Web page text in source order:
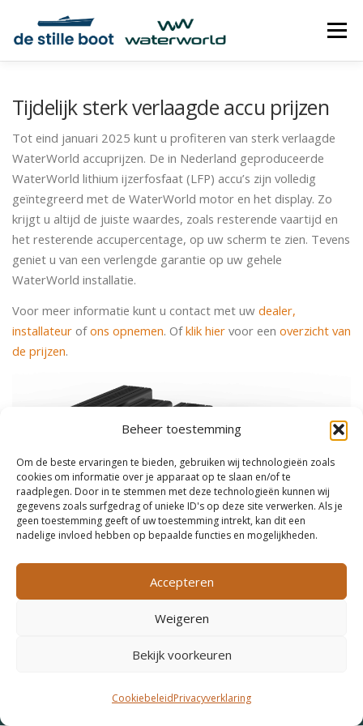
Beheer toestemming
Om de beste ervaringen te bieden, gebruiken wij technologieën zoals
cookies om informatie over je apparaat op te slaan en/of te
raadplegen. Door in te stemmen met deze technologieën kunnen wij
gegevens zoals surfgedrag of unieke ID's op deze site verwerken. Als je
geen toestemming geeft of uw toestemming intrekt, kan dit een
nadelige invloed hebben op bepaalde functies en mogelijkheden.
Accepteren
Weigeren
Bekijk voorkeuren
CookiebeleidPrivacyverklaring
naar
Menu
CONTACT VRIJBLIJVENDE PRIJSOPGAVE
HANDLEIDINGEN
Tijdelijk sterk verlaagde accu prijzen
Tot eind januari 2025 kunt u profiteren van sterk verlaagde
WaterWorld accuprijzen. De in Nederland geproduceerde
WaterWorld lithium ijzerfosfaat (LFP) accu’s zijn volledig
geïntegreerd met de WaterWorld motor en het display. Zo
krijgt u altijd de juiste waardes, zoals resterende vaartijd en
het resterende accupercentage, op uw scherm te zien. Tevens
geniet u van een verlengde garantie op uw gehele
WaterWorld installatie.
Voor meer informatie kunt u contact met uw dealer,
installateur ofons opnemen. Ofklik hier voor een overzicht van
de prijzen.
Copyright © 2026 De Stille Boot distributeur WaterWorld